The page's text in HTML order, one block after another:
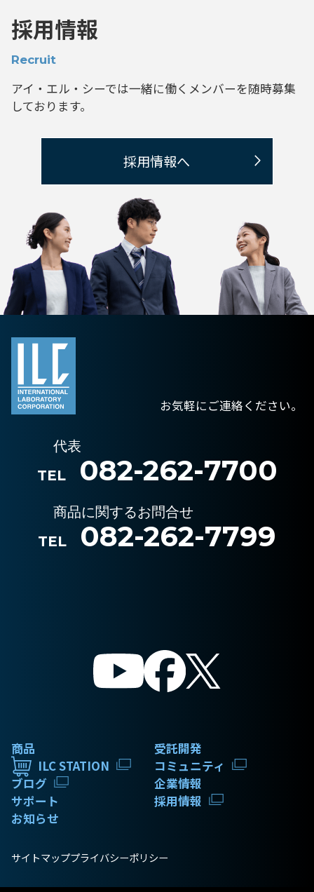
採用情報
Recruit
アイ・エル・シーでは一緒に働くメンバーを随時募集
しております。
採用情報へ
お気軽にご連絡ください。
代表
TEL
082-262-7700
商品に関するお問合せ
TEL
082-262-7799
商品
受託開発
ILC STATION
コミュニティ
ブログ
企業情報
サポート
採用情報
お知らせ
サイトマッププライバシーポリシー